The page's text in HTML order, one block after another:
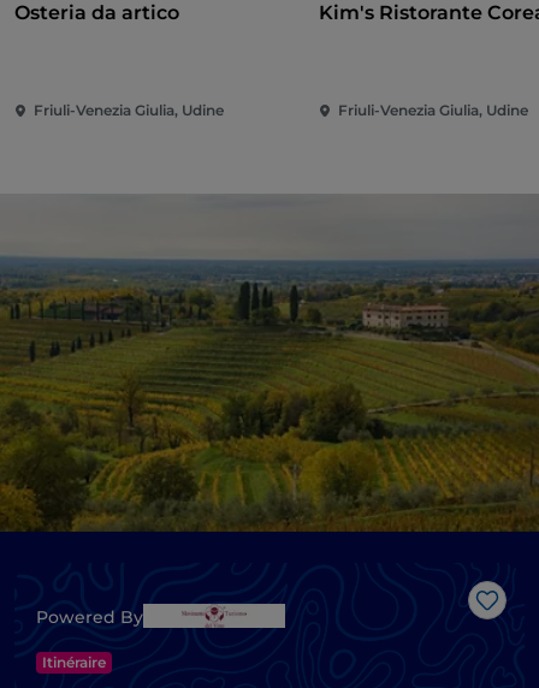
Osteria da artico
Friuli-Venezia Giulia, Udine
Kim's Ristorante
Friuli-Venezia Giulia, Udine
Powered By
Itinéraire